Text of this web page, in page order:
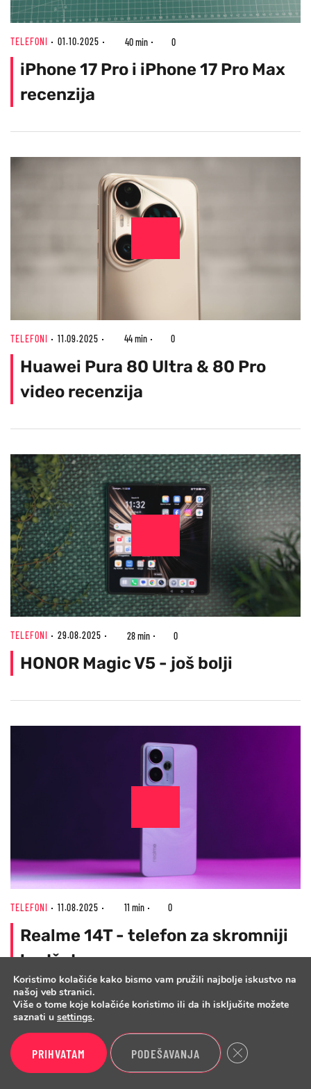
TELEFONI 01.10.2025 40 min 0
iPhone 17 Pro i iPhone 17 Pro Max
recenzija
TELEFONI 11.09.2025 44 min 0
Huawei Pura 80 Ultra & 80 Pro
video recenzija
TELEFONI 29.08.2025 28 min 0
HONOR Magic V5 - još bolji
TELEFONI 11.08.2025 11 min 0
Realme 14T - telefon za skromniji
budžet
Koristimo kolačiće kako bismo vam pružili najbolje iskustvo na
našoj veb stranici.
Više o tome koje kolačiće koristimo ili da ih isključite možete
saznati u settings.
PRIHVATAM PODEŠAVANJA Close GDPR